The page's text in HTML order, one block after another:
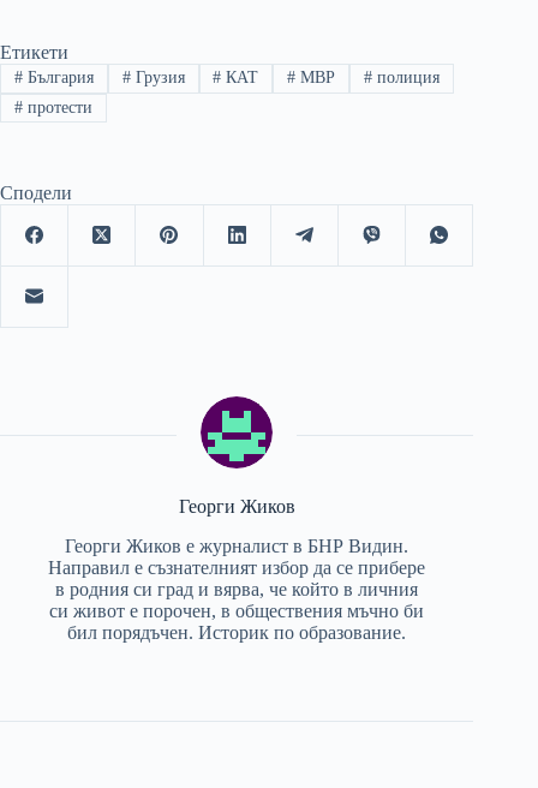
Етикети
#България #Грузия # КАТ # МВР # полиция
#протести
Сподели
Георги Жиков
Георги Жиков е журналист в БНР Видин.
Направил е съзнателният избор да се прибере
в родния си град и вярва, че който в личния
си живот е порочен, в обществения мъчно би
бил порядъчен. Историк по образование.